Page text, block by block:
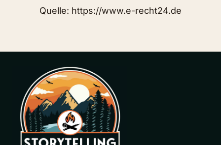
Quelle: https://www.e-recht24.de